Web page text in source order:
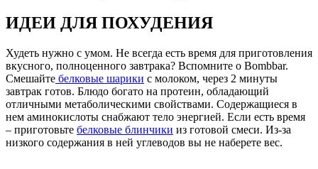
ИДЕИ ДЛЯ ПОХУДЕНИЯ
Худеть нужно с умом. Не всегда есть время для приготовления
вкусного, полноценного завтрака? Вспомните о Bombbar.
Смешайте белковые шарики с молоком, через 2 минуты
завтрак готов. Блюдо богато на протеин, обладающий
отличными метаболическими свойствами. Содержащиеся в
нем аминокислоты снабжают тело энергией. Если есть время
– приготовьте белковые блинчики из готовой смеси. Из-за
низкого содержания в ней углеводов вы не наберете вес.